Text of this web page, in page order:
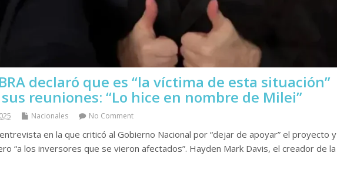
declaró que es “la víctima de esta situación”
reuniones: “Lo hice en nombre de Milei”
Nacionales No Comment
en la que criticó al Gobierno Nacional por “dejar de apoyar” el proyecto y
“a los inversores que se vieron afectados”. Hayden Mark Davis, el creador de la